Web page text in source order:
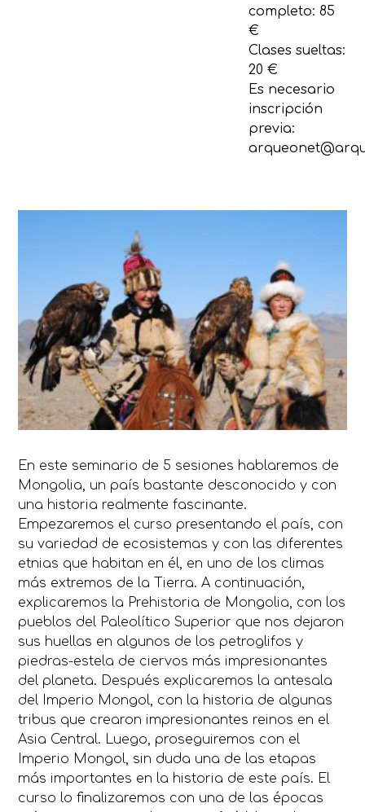
completo: 85
€
Clases sueltas:
20 €
Es necesario
inscripción
previa:
En este seminario de 5 sesiones hablaremos de
Mongolia, un país bastante desconocido y con
una historia realmente fascinante.
Empezaremos el curso presentando el país, con
su variedad de ecosistemas y con las diferentes
etnias que habitan en él, en uno de los climas
más extremos de la Tierra. A continuación,
explicaremos la Prehistoria de Mongolia, con los
pueblos del Paleolítico Superior que nos dejaron
sus huellas en algunos de los petroglifos y
piedras-estela de ciervos más impresionantes
del planeta. Después explicaremos la antesala
del Imperio Mongol, con la historia de algunas
tribus que crearon impresionantes reinos en el
Asia Central. Luego, proseguiremos con el
Imperio Mongol, sin duda una de las etapas
más importantes en la historia de este país. El
curso lo finalizaremos con una de las épocas